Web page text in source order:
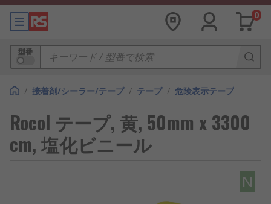
0
型番
/ 接着剤/シーラー/テープ / テープ / 危険表示テープ
Rocol テープ, 黄, 50mm x 3300
cm, 塩化ビニール
N